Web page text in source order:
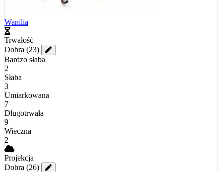
Wanilia
Trwałość
Dobra (23)
Bardzo słaba
2
Słaba
3
Umiarkowana
7
Długotrwała
9
Wieczna
2
Projekcja
Dobra (26)